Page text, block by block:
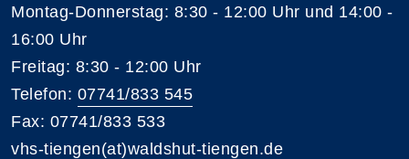
Montag-Donnerstag: 8:30 - 12:00 Uhr und 14:00 -
16:00 Uhr
Freitag: 8:30 - 12:00 Uhr
Telefon: 07741/833 545
Fax: 07741/833 533
vhs-tiengen(at)waldshut-tiengen.de